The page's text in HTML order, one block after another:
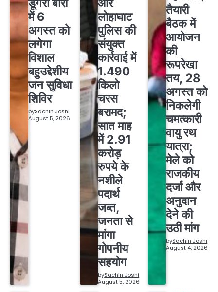
डूंगरा बोरा
में 6
अगस्त को
लगेगा
विशाल
बहुउद्देशीय
जन सुविधा
शिविर
bySachin Joshi
August 5, 2026
और
लोहाघाट
पुलिस की
संयुक्त
कार्रवाई में
1.490
किलो
चरस
बरामद;
सात माह
में 2.91
करोड़
रुपये के
नशीले
पदार्थ
जब्त,
जनता से
मांगा
गोपनीय
सहयोग
bySachin Joshi
August 5, 2026
तैयारी
बैठक में
आयोजन
की
रूपरेखा
तय, 28
अगस्त को
निकलेगी
चमत्कारी
वायु रथ
यात्रा;
मेले को
राजकीय
दर्जा और
अनुदान
देने की
उठी मांग
bySachin Joshi
August 4, 2026